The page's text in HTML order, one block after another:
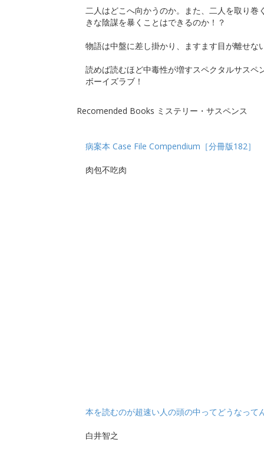
二人はどこへ向かうのか。また、二人を取り巻
きな陰謀を暴くことはできるのか！？
物語は中盤に差し掛かり、ますます目が離せな
読めば読むほど中毒性が増すスペクタルサスペ
ボーイズラブ！
Recomended Books ミステリー・サスペンス
病案本 Case File Compendium［分冊版182］
肉包不吃肉
本を読むのが超速い人の頭の中ってどうなって
白井智之